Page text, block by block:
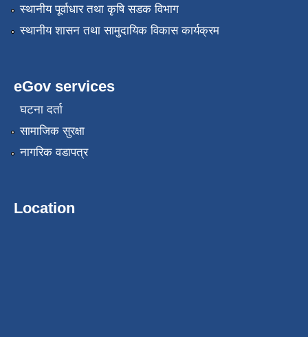
स्थानीय पूर्वाधार तथा कृषि सडक विभाग
स्थानीय शासन तथा सामुदायिक विकास कार्यक्रम
eGov services
घटना दर्ता
सामाजिक सुरक्षा
नागरिक वडापत्र
Location